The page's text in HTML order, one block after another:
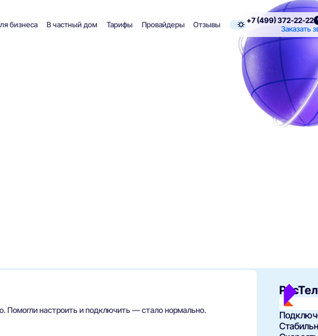
бизнеса В частный дом Тарифы Провайдеры Отзывы +7 (499) 372-22-22
Заказать
Помогли настроить и подключить — стало нормально.